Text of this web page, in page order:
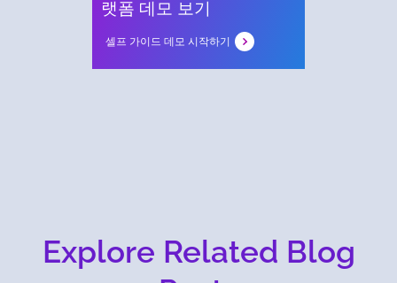
랫폼 데모 보기
셀프 가이드 데모 시작하기
Explore Related Blog